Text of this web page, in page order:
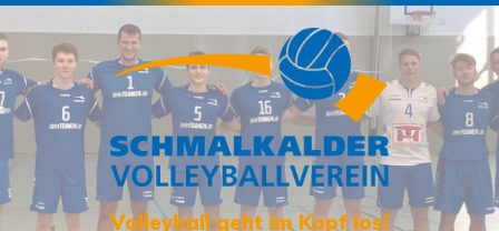
Volleyball geht im Kopf los!